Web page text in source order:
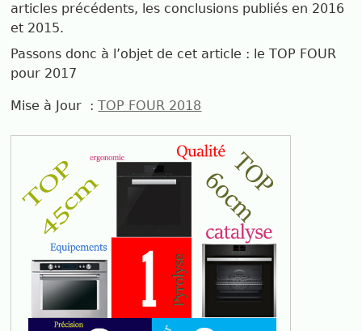
articles précédents, les conclusions publiés en 2016
et 2015.
Passons donc à l’objet de cet article : le TOP FOUR
pour 2017
Mise à Jour :TOP FOUR 2018